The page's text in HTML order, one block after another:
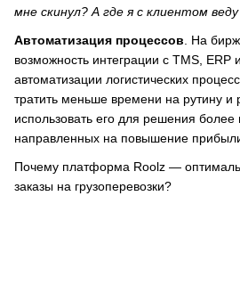
мне скинул? А где я с клиентом
Автоматизация процессов . На
возможность интеграции с TMS, ERP
автоматизации логистических
тратить меньше времени на рутину и
использовать его для решения более
направленных на повышение
Почему платформа Roolz —
заказы на грузоперевозки?